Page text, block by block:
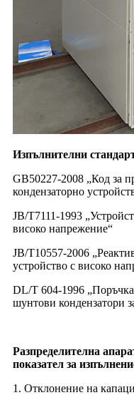
Изпълнителни
GB50227-2008 „Код за
кондензаторно
JB/T7111-1993
високо напрежение“
JB/T10557-2006
устройство с високо
DL/T 604-1996 „Поръчка
шунтови кондензатори
Разпределителна
показател за
1. Отклонение на